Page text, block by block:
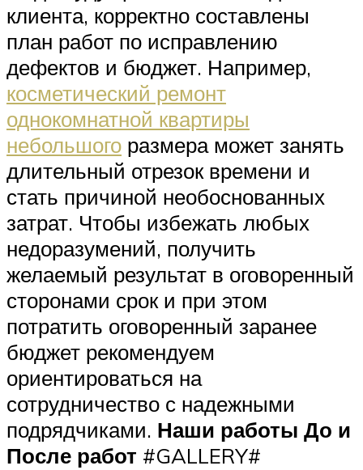
клиента, корректно составлены
план работ по исправлению
дефектов и бюджет. Например,
косметический ремонт
однокомнатной квартиры
небольшого размера может занять
длительный отрезок времени и
стать причиной необоснованных
затрат. Чтобы избежать любых
недоразумений, получить
желаемый результат в оговоренный
сторонами срок и при этом
потратить оговоренный заранее
бюджет рекомендуем
ориентироваться на
сотрудничество с надежными
подрядчиками. Наши работы До и
После работ #GALLERY#